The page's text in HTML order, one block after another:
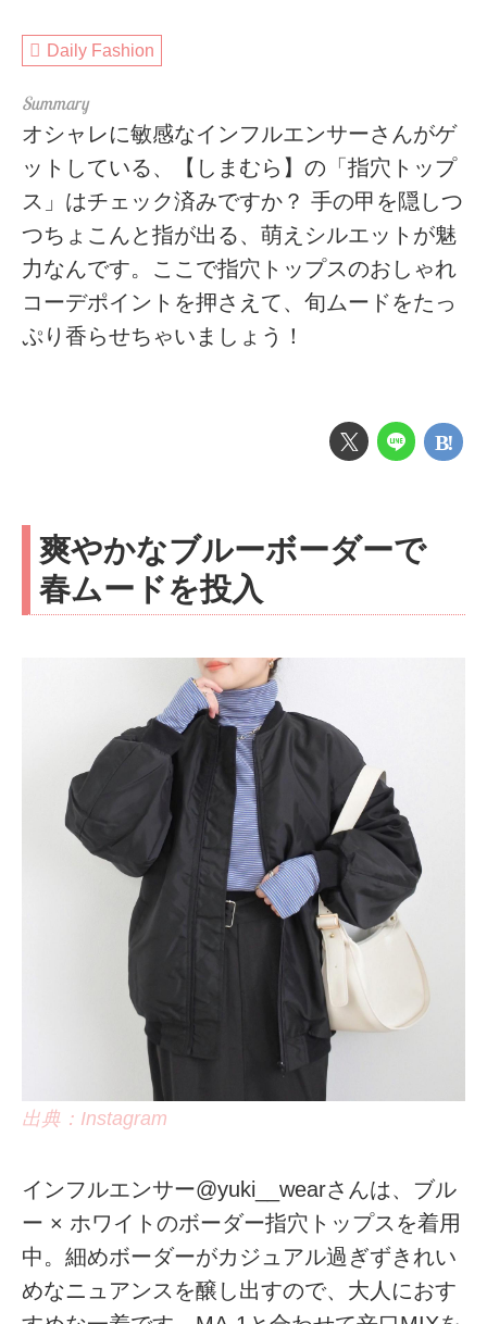
Daily Fashion
オシャレに敏感なインフルエンサーさんがゲ
ットしている、【しまむら】の「指穴トップ
ス」はチェック済みですか？ 手の甲を隠しつ
つちょこんと指が出る、萌えシルエットが魅
力なんです。ここで指穴トップスのおしゃれ
コーデポイントを押さえて、旬ムードをたっ
ぷり香らせちゃいましょう！
爽やかなブルーボーダーで
春ムードを投入
出典：Instagram
インフルエンサー@yuki__wearさんは、ブル
ー × ホワイトのボーダー指穴トップスを着用
中。細めボーダーがカジュアル過ぎずきれい
めなニュアンスを醸し出すので、大人におす